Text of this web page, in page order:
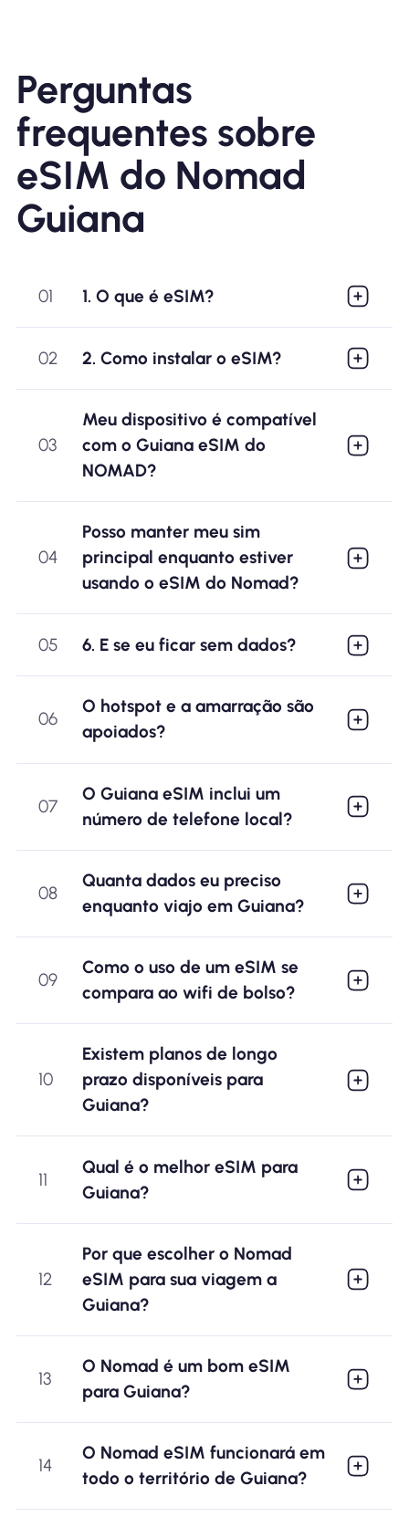
Perguntas
frequentes sobre
eSIM do Nomad
Guiana
01 1. O que é eSIM?
02 2. Como instalar o eSIM?
03
Meu dispositivo é compatível
com o Guiana eSIM do
NOMAD?
04
Posso manter meu sim
principal enquanto estiver
usando o eSIM do Nomad?
05 6. E se eu ficar sem dados?
06
O hotspot e a amarração são
apoiados?
07
O Guiana eSIM inclui um
número de telefone local?
08
Quanta dados eu preciso
enquanto viajo em Guiana?
09
Como o uso de um eSIM se
compara ao wifi de bolso?
10
Existem planos de longo
prazo disponíveis para
Guiana?
11
Qual é o melhor eSIM para
Guiana?
12
Por que escolher o Nomad
eSIM para sua viagem a
Guiana?
13
O Nomad é um bom eSIM
para Guiana?
14
O Nomad eSIM funcionará em
todo o território de Guiana?